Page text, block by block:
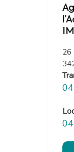
26